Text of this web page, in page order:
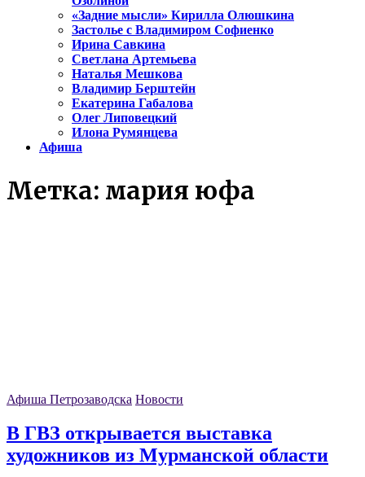
«Задние мысли» Кирилла Олюшкина
Застолье с Владимиром Софиенко
Ирина Савкина
Светлана Артемьева
Наталья Мешкова
Владимир Берштейн
Екатерина Габалова
Олег Липовецкий
Илона Румянцева
Афиша
Метка: мария юфа
Афиша Петрозаводска Новости
В ГВЗ открывается выставка
художников из Мурманской области